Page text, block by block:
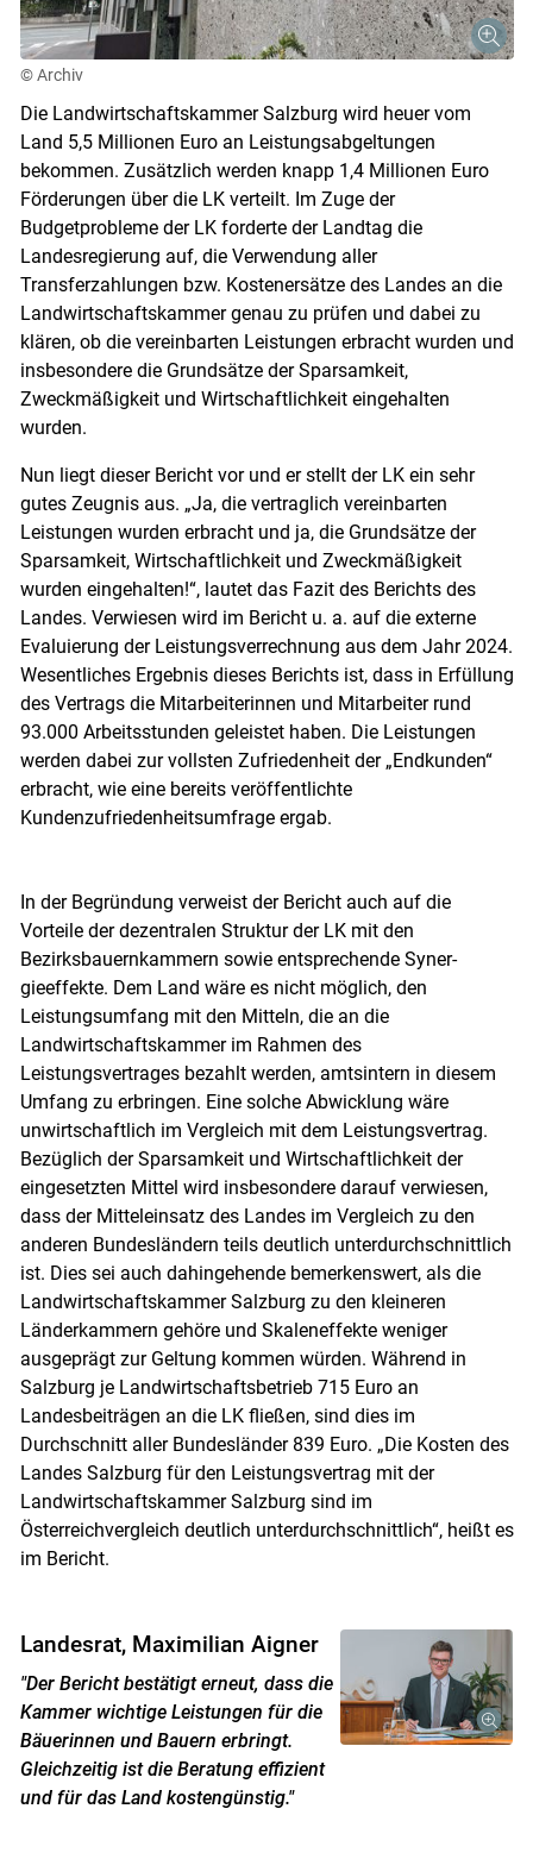
Skip to main content
© Archiv
Die Landwirtschaftskammer Salzburg wird heuer vom
Land 5,5 Millionen Euro an Leistungsabgeltungen
bekommen. Zusätzlich werden knapp 1,4 Millionen Euro
Förderungen über die LK verteilt. Im Zuge der
Budgetprobleme der LK forderte der Landtag die
Landesregierung auf, die Verwendung aller
Transferzahlungen bzw. Kostenersätze des Landes an die
Landwirtschaftskammer genau zu prüfen und dabei zu
klären, ob die vereinbarten Leistungen erbracht wurden und
insbesondere die Grundsätze der Sparsamkeit,
Zweckmäßigkeit und Wirtschaftlichkeit eingehalten
wurden.
Nun liegt dieser Bericht vor und er stellt der LK ein sehr
gutes Zeugnis aus. „Ja, die vertraglich vereinbarten
Leistungen wurden erbracht und ja, die Grundsätze der
Sparsamkeit, Wirtschaftlichkeit und Zweckmäßigkeit
wurden eingehalten!“, lautet das Fazit des Berichts des
Landes. Verwiesen wird im Bericht u. a. auf die externe
Evaluierung der Leistungsverrechnung aus dem Jahr 2024.
Wesentliches Ergebnis dieses Berichts ist, dass in Erfüllung
des Vertrags die Mitarbeiterinnen und Mitarbeiter rund
93.000 Arbeitsstunden geleistet haben. Die Leistungen
werden dabei zur vollsten Zufriedenheit der „Endkunden“
erbracht, wie eine bereits veröffentlichte
Kundenzufriedenheitsumfrage ergab.
In der Begründung verweist der Bericht auch auf die
Vorteile der dezentralen Struktur der LK mit den
Bezirksbauernkammern sowie entsprechende Syner­
gieeffekte. Dem Land wäre es nicht möglich, den
Leistungsumfang mit den Mitteln, die an die
Landwirtschaftskammer im Rahmen des
Leistungsvertrages bezahlt werden, amtsintern in diesem
Umfang zu erbringen. Eine solche Abwicklung wäre
unwirtschaftlich im Vergleich mit dem Leistungsvertrag.
Bezüglich der Sparsamkeit und Wirtschaftlichkeit der
eingesetzten Mittel wird insbesondere darauf verwiesen,
dass der Mitteleinsatz des Landes im Vergleich zu den
anderen Bundesländern teils deutlich unterdurchschnittlich
ist. Dies sei auch dahingehende bemerkenswert, als die
Landwirtschaftskammer Salzburg zu den kleineren
Länderkammern gehöre und Skaleneffekte weniger
ausgeprägt zur Geltung kommen würden. Während in
Salzburg je Landwirtschaftsbetrieb 715 Euro an
Landesbeiträgen an die LK fließen, sind dies im
Durchschnitt aller Bundesländer 839 Euro. „Die Kosten des
Landes Salzburg für den Leistungsvertrag mit der
Landwirtschaftskammer Salzburg sind im
Österreichvergleich deutlich unterdurchschnittlich“, heißt es
im Bericht.
Landesrat, Maximilian Aigner
"Der Bericht bestätigt erneut, dass die
Kammer wichtige Leistungen für die
Bäuerinnen und Bauern erbringt.
Gleichzeitig ist die Beratung effizient
und für das Land kostengünstig."